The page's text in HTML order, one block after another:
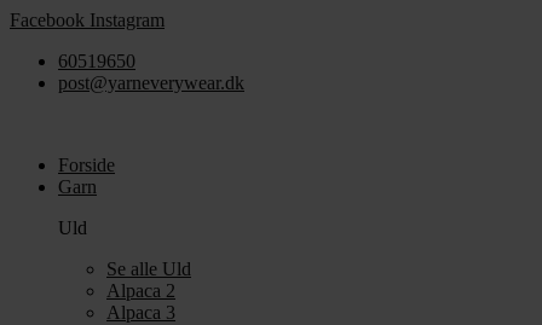
Videre
indhold
Facebook Instagram
60519650
post@yarneverywear.dk
Forside
Garn
Uld
Se alle Uld
Alpaca 2
Alpaca 3